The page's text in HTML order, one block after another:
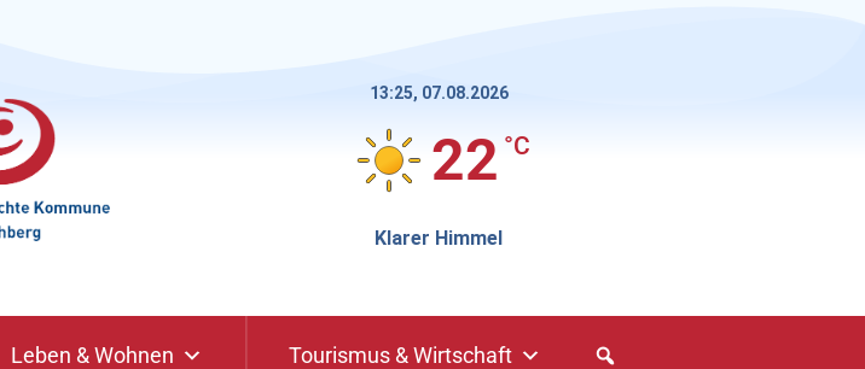
13:25, 07.08.2026
22 °C
Klarer Himmel
Leben & Wohnen Tourismus & Wirtschaft